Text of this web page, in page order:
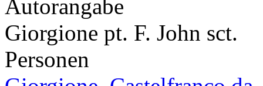
Autorangabe
Giorgione pt. F. John sct.
Personen